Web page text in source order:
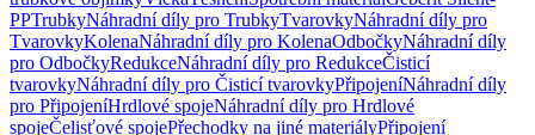
PPTrubkyNáhradní díly pro TrubkyTvarovkyNáhradní díly pro
TvarovkyKolenaNáhradní díly pro KolenaOdbočkyNáhradní díly
pro OdbočkyRedukceNáhradní díly pro RedukceČisticí
tvarovkyNáhradní díly pro Čisticí tvarovkyPřipojeníNáhradní díly
pro PřipojeníHrdlové spojeNáhradní díly pro Hrdlové
spojeČelisťové spojePřechodky na jiné materiályPřipojení